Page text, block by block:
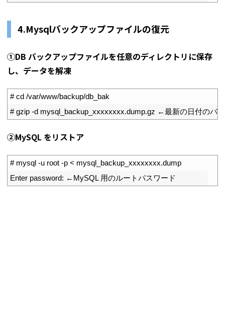
4.Mysqlバックアップファイルの復元
①DB バックアップファイルを任意のディレクトリに保存
し、データを解凍
# cd /var/www/backup/db_bak
# gzip -d mysql_backup_xxxxxxxx.dump.gz ←最新の日付のバ
➁MySQL をリストア
# mysql -u root -p < mysql_backup_xxxxxxxx.dump
Enter password: ← MySQL 用のルートパスワード